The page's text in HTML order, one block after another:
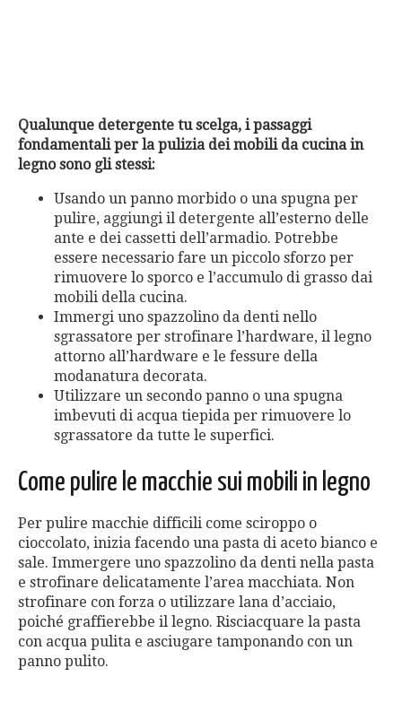
Qualunque detergente tu scelga, i passaggi
fondamentali per la pulizia dei mobili da cucina in
legno sono gli stessi:
Usando un panno morbido o una spugna per
pulire, aggiungi il detergente all’esterno delle
ante e dei cassetti dell’armadio. Potrebbe
essere necessario fare un piccolo sforzo per
rimuovere lo sporco e l’accumulo di grasso dai
mobili della cucina.
Immergi uno spazzolino da denti nello
sgrassatore per strofinare l’hardware, il legno
attorno all’hardware e le fessure della
modanatura decorata.
Utilizzare un secondo panno o una spugna
imbevuti di acqua tiepida per rimuovere lo
sgrassatore da tutte le superfici.
Come pulire le macchie sui mobili in legno
Per pulire macchie difficili come sciroppo o
cioccolato, inizia facendo una pasta di aceto bianco e
sale. Immergere uno spazzolino da denti nella pasta
e strofinare delicatamente l’area macchiata. Non
strofinare con forza o utilizzare lana d’acciaio,
poiché graffierebbe il legno. Risciacquare la pasta
con acqua pulita e asciugare tamponando con un
panno pulito.